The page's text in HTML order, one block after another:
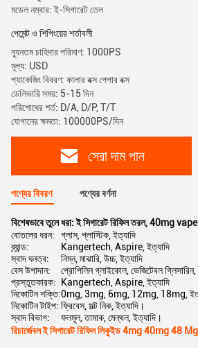
মডেল নম্বার: ই-সিগারেট তেল
পেমেন্ট ও শিপিংয়ের শর্তাবলী
ন্যূনতম চাহিদার পরিমাণ: 1000PS
মূল্য: USD
প্যাকেজিং বিবরণ: কালার বক্স পেপার বক্স
ডেলিভারি সময়: 5-15 দিন
পরিশোধের শর্ত: D/A, D/P, T/T
যোগানের ক্ষমতা: 100000PS/দিন
সেরা দাম পান
পণ্যের বিবরণ পণ্যের বর্ণনা
বিশেষভাবে তুলে ধরা:ই সিগারেট রিফিল তরল,40mg
বোতলের ধরন:
গ্লাস, প্লাস্টিক, ইত্যাদি
ব্র্যান্ড:
Kangertech, Aspire, ইত্যাদি
স্বাদ ঘনত্ব:
নিম্ন, মাঝারি, উচ্চ, ইত্যাদি
বেস উপাদান:
প্রোপিলিন গ্লাইকোল, ভেজিটেবল গ্লিসারিন,
প্রস্তুতকারক:
Kangertech, Aspire, ইত্যাদি
নিকোটিন শক্তি:0mg, 3mg, 6mg, 12mg, 18mg,
নিকোটিন টাইপ: ফ্রিবেস, সল্ট নিক, ইত্যাদি।
স্বাদ বিভাগ:
ফলমূল, তামাক, মেন্থল, ইত্যাদি।
রিচার্জেবল ই সিগারেট রিফিল লিকুইড 4mg 40mg 48